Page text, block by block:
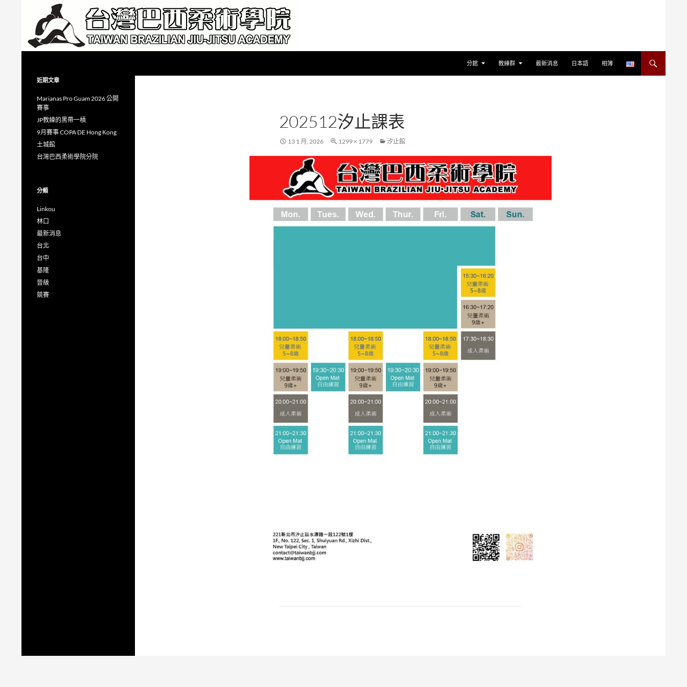
分館 教練群 最新消息 日本語 相簿
202512汐止課表
13 1 月, 2026 1299 × 1779 汐止館
近期文章
Marianas Pro Guam 2026 公開
賽事
JP教練的黑帶一槓
9月賽事 COPA DE Hong Kong
土城館
台灣巴西柔術學院分院
分類
Linkou
林口
最新消息
台北
台中
基隆
晉級
競賽